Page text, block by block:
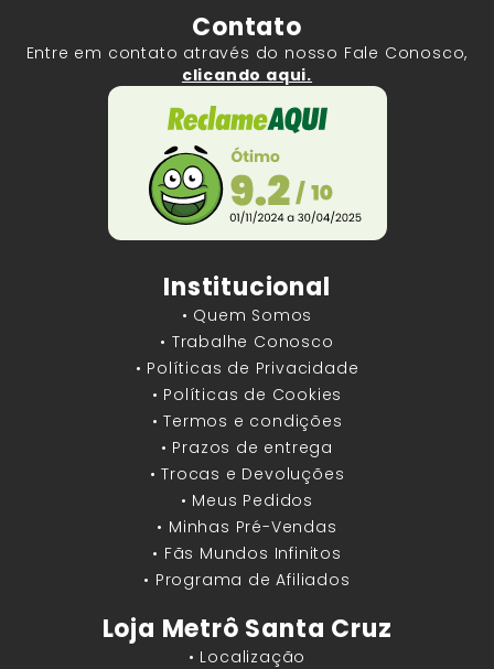
Contato
Entre em contato através do nosso Fale Conosco,
clicando aqui.
Institucional
• Quem Somos
• Trabalhe Conosco
• Políticas de Privacidade
• Políticas de Cookies
• Termos e condições
• Prazos de entrega
• Trocas e Devoluções
• Meus Pedidos
• Minhas Pré-Vendas
• Fãs Mundos Infinitos
• Programa de Afiliados
Loja Metrô Santa Cruz
• Localização